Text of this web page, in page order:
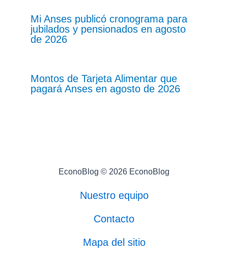
Mi Anses publicó cronograma para
jubilados y pensionados en agosto
de 2026
Montos de Tarjeta Alimentar que
pagará Anses en agosto de 2026
EconoBlog © 2026 EconoBlog
Nuestro equipo
Contacto
Mapa del sitio